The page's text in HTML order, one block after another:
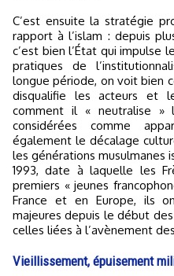
C’est ensuite la stratégie
rapport à l’islam : depuis
c’est bien l’État qui impulse
pratiques de
longue période, on voit bien
disqualifie les acteurs et
comment il « neutralise »
considérées comme
également le décalage
les générations musulmanes
1993, date à laquelle les
premiers « jeunes
France et en Europe, ils
majeures depuis le début
celles liées à l’avènement
Vieillissement, épuisement